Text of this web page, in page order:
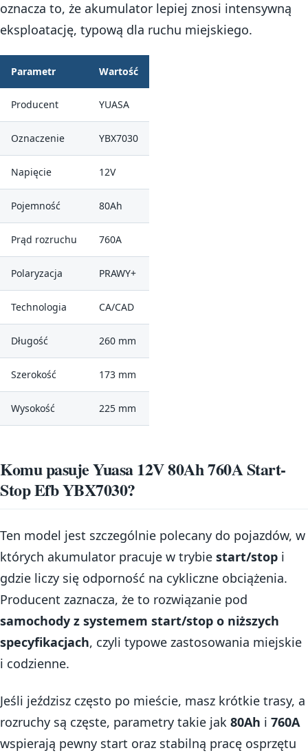
oznacza to, że akumulator lepiej znosi intensywną
eksploatację, typową dla ruchu miejskiego.
Parametr Wartość
Producent YUASA
Oznaczenie YBX7030
Napięcie 12V
Pojemność 80Ah
Prąd rozruchu 760A
Polaryzacja PRAWY+
Technologia CA/CAD
Długość 260 mm
Szerokość 173 mm
Wysokość 225 mm
Komu pasuje Yuasa 12V 80Ah 760A Start-
Stop Efb YBX7030?
Ten model jest szczególnie polecany do pojazdów, w
których akumulator pracuje w trybie start/stop i
gdzie liczy się odporność na cykliczne obciążenia.
Producent zaznacza, że to rozwiązanie pod
samochody z systemem start/stop o niższych
specyfikacjach, czyli typowe zastosowania miejskie
i codzienne.
Jeśli jeździsz często po mieście, masz krótkie trasy, a
rozruchy są częste, parametry takie jak 80Ah i 760A
wspierają pewny start oraz stabilną pracę osprzętu